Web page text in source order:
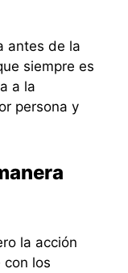
antes de la
siempre es
a la
persona y
la acción
los